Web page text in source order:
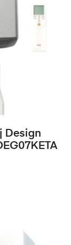
Design